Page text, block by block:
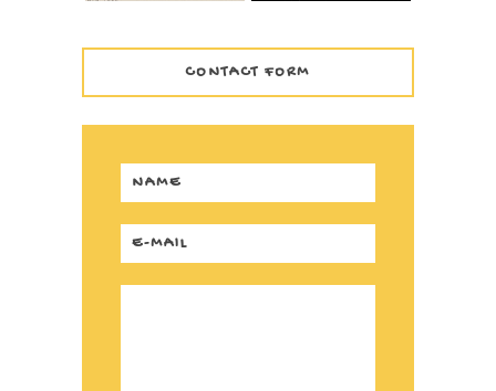
CONTACT FORM